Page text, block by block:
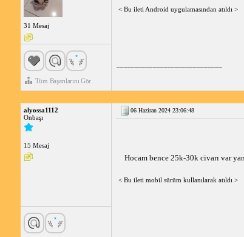
31 Mesaj
Tüm Başarılarını Gör
< Bu ileti Android uygulamasından atıldı >
alyossa1112
Onbaşı
15 Mesaj
06 Haziran 2024 23:06:48
Hocam bence 25k-30k civarı var
< Bu ileti mobil sürüm kullanılarak atıldı >